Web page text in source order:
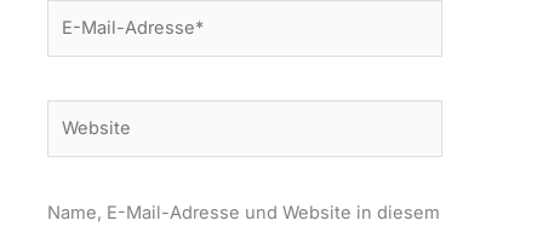
Mail-
Name, E-Mail-Adresse und Website in diesem